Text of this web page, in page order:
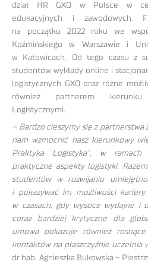
dział HR GXO w Polsce w
edukacyjnych i zawodowych.
na początku 2022 roku we
Koźmińskiego w Warszawie i
w Katowicach. Od tego czasu z
studentów wykłady online i
logistycznych GXO oraz różne
również partnerem kierunku
Logistycznymi.
– Bardzo cieszymy się z partnerstwa
nam wzmocnić nasz kierunkowy
Praktyka Logistyka”, w
praktyczne aspekty logistyki.
studentów w rozwijaniu
i pokazywać im możliwości
w czasach, gdy wysoce wydajne i
coraz bardziej krytyczne dla
umowa pokazuje również
kontaktów na płaszczyźnie uczelnia
dr hab. Agnieszka Bukowska –